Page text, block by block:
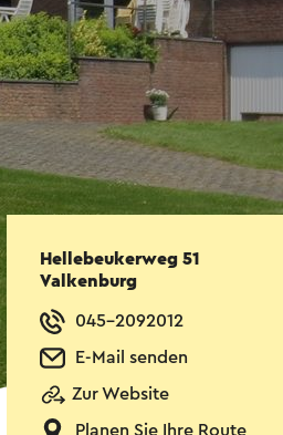
Hellebeukerweg 51
Valkenburg
045-2092012
E-Mail senden
Zur Website
Planen Sie Ihre Route